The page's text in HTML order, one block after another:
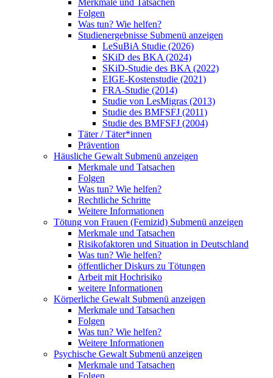
Merkmale und Tatsachen
Folgen
Was tun? Wie helfen?
Studienergebnisse Submenü anzeigen
LeSuBiA Studie (2026)
SKiD des BKA (2024)
SKiD-Studie des BKA (2022)
EIGE-Kostenstudie (2021)
FRA-Studie (2014)
Studie von LesMigras (2013)
Studie des BMFSFJ (2011)
Studie des BMFSFJ (2004)
Täter / Täter*innen
Prävention
Häusliche Gewalt Submenü anzeigen
Merkmale und Tatsachen
Folgen
Was tun? Wie helfen?
Rechtliche Schritte
Weitere Informationen
Tötung von Frauen (Femizid) Submenü anzeigen
Merkmale und Tatsachen
Risikofaktoren und Situation in Deutschland
Was tun? Wie helfen?
öffentlicher Diskurs zu Tötungen
Arbeit mit Hochrisiko
weitere Informationen
Körperliche Gewalt Submenü anzeigen
Merkmale und Tatsachen
Folgen
Was tun? Wie helfen?
Weitere Informationen
Psychische Gewalt Submenü anzeigen
Merkmale und Tatsachen
Folgen